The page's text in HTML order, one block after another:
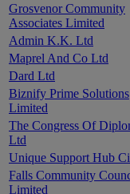
Grosvenor Community
Associates Limited
Admin K.K. Ltd
Maprel And Co Ltd
Dard Ltd
Biznify Prime Solutions
Limited
The Congress Of
Ltd
Unique Support Hub
Falls Community
Limited